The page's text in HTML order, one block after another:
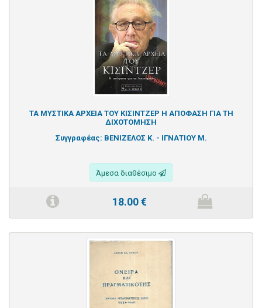
ΤΑ ΜΥΣΤΙΚΑ ΑΡΧΕΙΑ ΤΟΥ ΚΙΣΙΝΤΖΕΡ Η ΑΠΟΦΑΣΗ ΓΙΑ ΤΗ
ΔΙΧΟΤΟΜΗΣΗ
Συγγραφέας: ΒΕΝΙΖΕΛΟΣ Κ. - ΙΓΝΑΤΙΟΥ Μ.
Άμεσα διαθέσιμο
18.00€